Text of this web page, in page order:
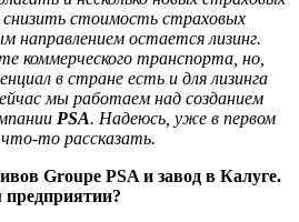
стоимость страховых
направлением остается лизинг.
коммерческого транспорта, но,
в стране есть и для лизинга
мы работаем над созданием
PSA. Надеюсь, уже в первом
то рассказать.
Groupe PSA и завод в Калуге.
предприятии?